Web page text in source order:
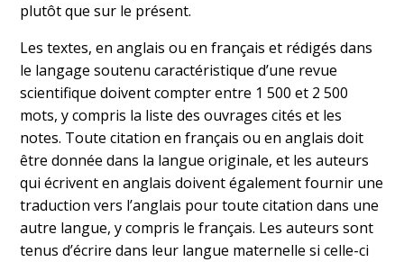
plutôt que sur le présent.
Les textes, en anglais ou en français et rédigés dans
le langage soutenu caractéristique d’une revue
scientifique doivent compter entre 1 500 et 2 500
mots, y compris la liste des ouvrages cités et les
notes. Toute citation en français ou en anglais doit
être donnée dans la langue originale, et les auteurs
qui écrivent en anglais doivent également fournir une
traduction vers l’anglais pour toute citation dans une
autre langue, y compris le français. Les auteurs sont
tenus d’écrire dans leur langue maternelle si celle-ci